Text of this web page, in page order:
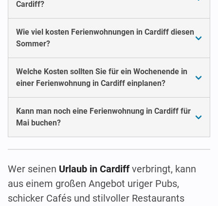
Cardiff?
Wie viel kosten Ferienwohnungen in Cardiff diesen
Sommer?
Welche Kosten sollten Sie für ein Wochenende in
einer Ferienwohnung in Cardiff einplanen?
Kann man noch eine Ferienwohnung in Cardiff für
Mai buchen?
Wer seinen Urlaub in Cardiffverbringt, kann
aus einem großen Angebot uriger Pubs,
schicker Cafés und stilvoller Restaurants